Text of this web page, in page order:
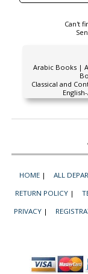
Can't
Arabic Books |
Classical and
HOME | ALL
RETURN POLICY |
PRIVACY |